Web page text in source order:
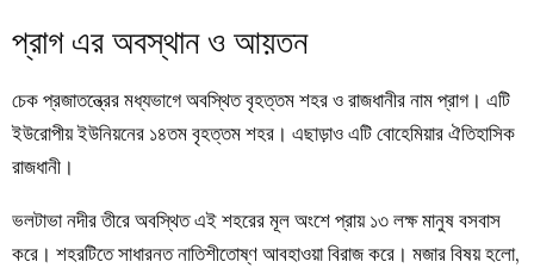
প্রাগ এর অবস্থান ও আয়তন
চেক প্রজাতন্ত্রের মধ্যভাগে অবস্থিত বৃহত্তম শহর ও রাজধানীর নাম প্রাগ। এটি
ইউরোপীয় ইউনিয়নের ১৪তম বৃহত্তম শহর। এছাড়াও এটি বোহেমিয়ার ঐতিহাসিক
রাজধানী।
ভলটাভা নদীর তীরে অবস্থিত এই শহরের মূল অংশে প্রায় ১৩ লক্ষ মানুষ বসবাস
করে। শহরটিতে সাধারনত নাতিশীতোষ্ণ আবহাওয়া বিরাজ করে। মজার বিষয় হলো,